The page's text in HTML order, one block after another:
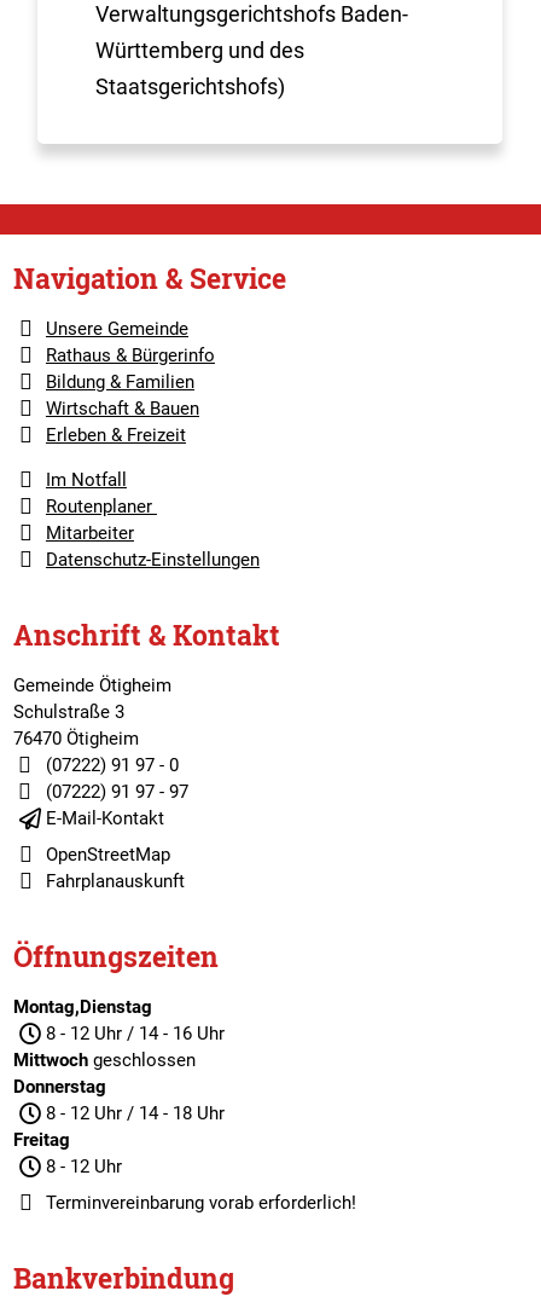
Verwaltungsgerichtshofs Baden-
Württemberg und des
Staatsgerichtshofs)
Navigation & Service
Unsere Gemeinde
Rathaus & Bürgerinfo
Bildung & Familien
Wirtschaft & Bauen
Erleben & Freizeit
Im Notfall
Routenplaner
Mitarbeiter
Datenschutz-Einstellungen
Anschrift & Kontakt
Gemeinde Ötigheim
Schulstraße 3
76470 Ötigheim
(07222) 91 97 - 0
(07222) 91 97 - 97
E-Mail-Kontakt
OpenStreetMap
Fahrplanauskunft
Öffnungszeiten
Montag,Dienstag
8 - 12 Uhr / 14 - 16 Uhr
Mittwochgeschlossen
Donnerstag
8 - 12 Uhr / 14 - 18 Uhr
Freitag
8 - 12 Uhr
Terminvereinbarungvorab erforderlich!
Bankverbindung